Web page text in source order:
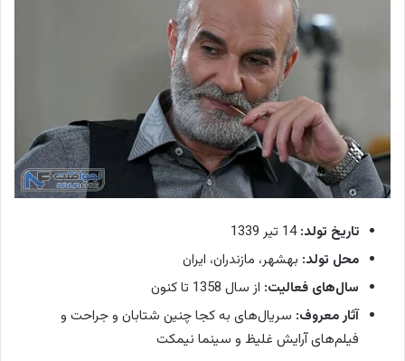
تاریخ تولد:14 تیر 1339
محل تولد: بهشهر، مازندران، ایران
سال‌های فعالیت: از سال 1358 تا کنون
آثار معروف: سریال‌های به کجا چنین شتابان و جراحت و
فیلم‌های آرایش غلیظ و سینما نیمکت